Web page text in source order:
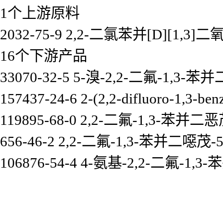
1个上游原料
2032-75-9 2,2-二氯苯并[D][1,3]二
16个下游产品
33070-32-5 5-溴-2,2-二氟-1,3-苯并
157437-24-6 2-(2,2-difluoro-1,3-
119895-68-0 2,2-二氟-1,3-苯并二
656-46-2 2,2-二氟-1,3-苯并二噁茂-
106876-54-4 4-氨基-2,2-二氟-1,3-